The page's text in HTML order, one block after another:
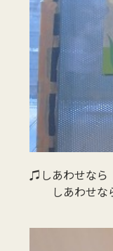
♫しあわせな
しあわせな